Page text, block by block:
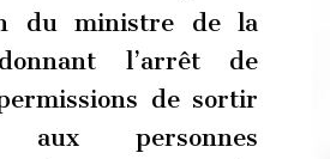
du ministre de la
l’arrêt de
de sortir
aux personnes